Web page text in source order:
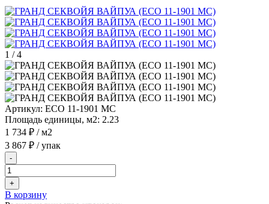
1 /4
Артикул: ЕСО 11-1901 MC
Площадь единицы, м2: 2.23
1 734 ₽ / м2
3 867 ₽ / упак
-
+
В корзину